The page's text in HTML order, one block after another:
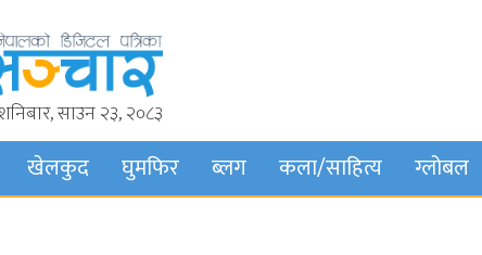
साउन २३, २०८३
खेलकुद घुमफिर ब्लग कला/साहित्य ग्लोबल